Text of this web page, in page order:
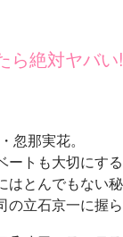
絶対ヤバい
忽那実花。
トも大切にする
とんでもない
の立石京一に握